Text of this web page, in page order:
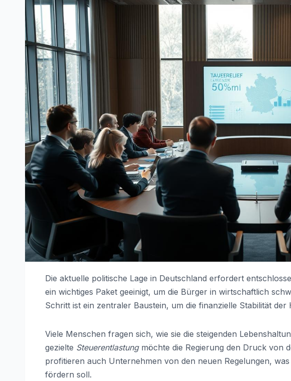
Die aktuelle politische Lage in Deutschland erfordert
ein wichtiges Paket geeinigt, um die Bürger in wirtschaftlich
Schritt ist ein zentraler Baustein, um die finanzielle Stabilität
Viele Menschen fragen sich, wie sie die steigenden
gezielte Steuerentlastungmöchte die Regierung den Druck von
profitieren auch Unternehmen von den neuen Regelungen,
fördern soll.